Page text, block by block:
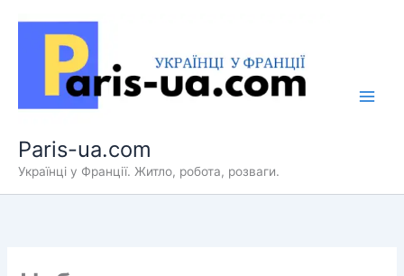
Paris-ua.com
Українці у Франції. Житло, робота, розваги.